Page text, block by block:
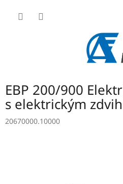
EBP 200/900
s elektrickým
20670000.10000